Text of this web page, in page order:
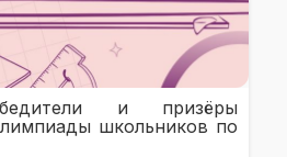
и призёры
школьников по